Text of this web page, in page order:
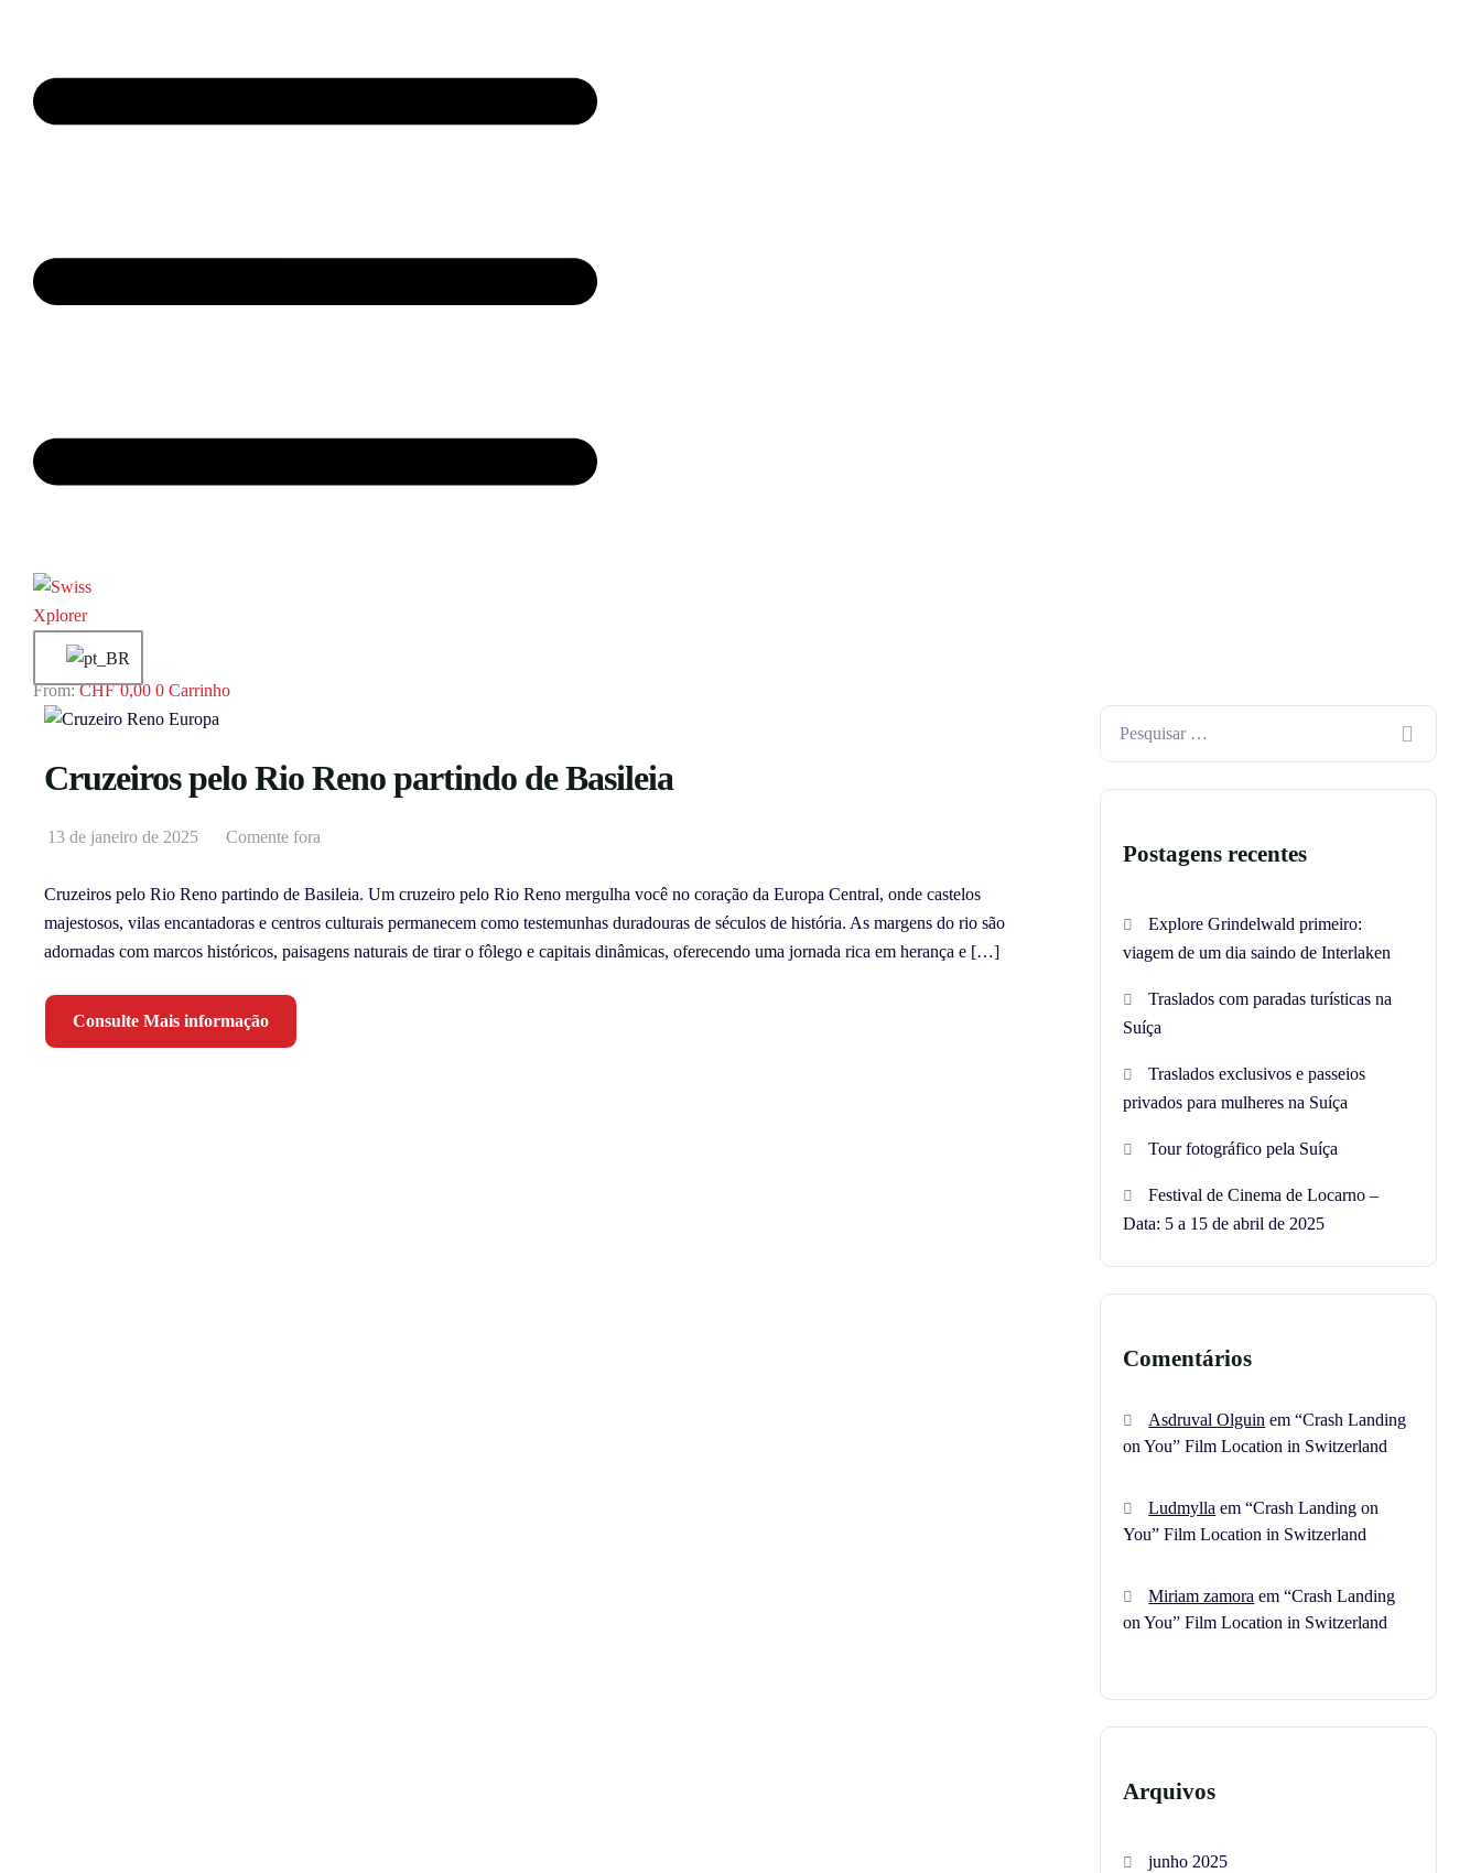
CHF 0,00 0 Carrinho
Cruzeiros pelo Rio Reno partindo de Basileia
13 de janeiro de 2025 Comente fora
Cruzeiros pelo Rio Reno partindo de Basileia. Um cruzeiro pelo Rio Reno mergulha você no coração da Europa Central, onde castelos
majestosos, vilas encantadoras e centros culturais permanecem como testemunhas duradouras de séculos de história. As margens do rio são
adornadas com marcos históricos, paisagens naturais de tirar o fôlego e capitais dinâmicas, oferecendo uma jornada rica em herança e […]
Consulte Mais informação
Postagens recentes
Explore Grindelwald primeiro:
viagem de um dia saindo de Interlaken
Traslados com paradas turísticas na
Suíça
Traslados exclusivos e passeios
privados para mulheres na Suíça
Tour fotográfico pela Suíça
Festival de Cinema de Locarno –
Data: 5 a 15 de abril de 2025
Comentários
Asdruval Olguin em“Crash Landing
on You” Film Location in Switzerland
Ludmylla em“Crash Landing on
You” Film Location in Switzerland
Miriam zamora em“Crash Landing
on You” Film Location in Switzerland
Arquivos
junho 2025